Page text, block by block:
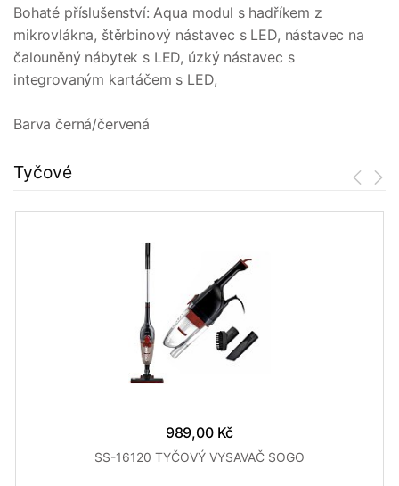
Bohaté příslušenství: Aqua modul s hadříkem z
mikrovlákna, štěrbinový nástavec s LED, nástavec na
čalouněný nábytek s LED, úzký nástavec s
integrovaným kartáčem s LED,
Barva černá/červená
Tyčové
989,00 Kč
SS-16120 TYČOVÝ VYSAVAČ SOGO